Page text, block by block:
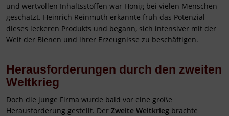
und wertvollen Inhaltsstoffen war Honig bei vielen Menschen
geschätzt. Heinrich Reinmuth erkannte früh das Potenzial
dieses leckeren Produkts und begann, sich intensiver mit der
Welt der Bienen und ihrer Erzeugnisse zu beschäftigen.
Herausforderungen durch den zweiten
Weltkrieg
Doch die junge Firma wurde bald vor eine große
Herausforderung gestellt. Der Zweite Weltkrieg brachte